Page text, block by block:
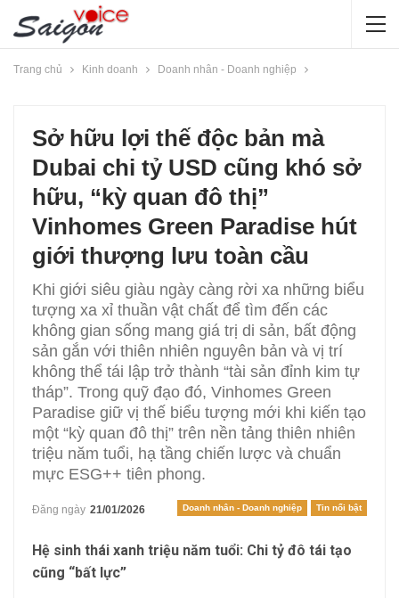
Trang chủ Kinh doanh Doanh nhân - Doanh nghiệp
Sở hữu lợi thế độc bản mà
Dubai chi tỷ USD cũng khó sở
hữu, “kỳ quan đô thị”
Vinhomes Green Paradise hút
giới thượng lưu toàn cầu
Khi giới siêu giàu ngày càng rời xa những biểu
tượng xa xỉ thuần vật chất để tìm đến các
không gian sống mang giá trị di sản, bất động
sản gắn với thiên nhiên nguyên bản và vị trí
không thể tái lập trở thành “tài sản đỉnh kim tự
tháp”. Trong quỹ đạo đó, Vinhomes Green
Paradise giữ vị thế biểu tượng mới khi kiến tạo
một “kỳ quan đô thị” trên nền tảng thiên nhiên
triệu năm tuổi, hạ tầng chiến lược và chuẩn
mực ESG++ tiên phong.
Doanh nhân - Doanh nghiệp Tin nổi bật
Đăng ngày 21/01/2026
Hệ sinh thái xanh triệu năm tuổi: Chi tỷ đô tái tạo
cũng “bất lực”